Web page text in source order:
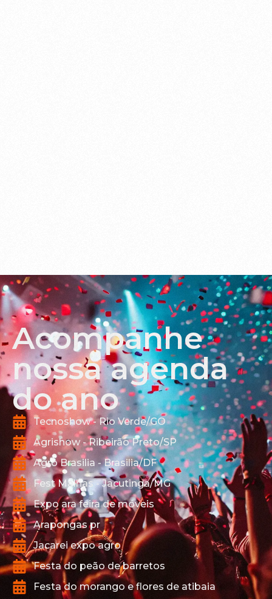
Acompanhe
nossa agenda
do ano
Tecnoshow - Rio Verde/GO
Agrishow - Ribeirão Preto/SP
Agro Brasilia - Brasilia/DF
Fest Malhas - Jacutinga/MG
Expo ara feira de móveis
Arapongas pr
Jacarei expo agro
Festa do peão de barretos
Festa do morango e flores de atibaia